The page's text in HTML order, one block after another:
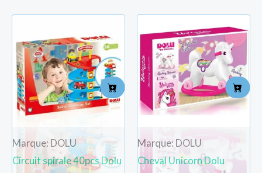
Marque: DOLU
Circuit spirale 40pcs Dolu
Marque: DOLU
Cheval Unicorn Dolu